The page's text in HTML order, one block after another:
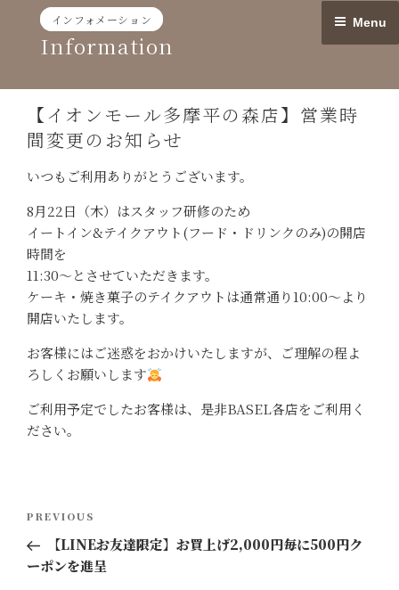
content
Menu
インフォメーション
Information
【イオンモール多摩平の森店】営業時
間変更のお知らせ
いつもご利用ありがとうございます。
8月22日（木）はスタッフ研修のため
イートイン&テイクアウト(フード・ドリンクのみ)の開店
時間を
11:30〜とさせていただきます。
ケーキ・焼き菓子のテイクアウトは通常通り10:00〜より
開店いたします。
お客様にはご迷惑をおかけいたしますが、ご理解の程よ
ろしくお願いします
ご利用予定でしたお客様は、是非BASEL各店をご利用く
ださい。
ナ
Previous
Post
PREVIOUS
【LINEお友達限定】お買上げ2,000円毎に500円ク
ーポンを進呈